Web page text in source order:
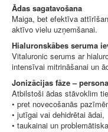
Ādas sagatavošana
Maiga, bet efektīva
aktīvo vielu uzņemšanai.
Hialuronskābes seruma
Vitaluronic serums ar
intensīvai mitrināšanai un
Jonizācijas fāze –
Atbilstoši ādas stāvoklim
• pret novecošanās
• jutīgai vai dehidrētai ādai,
• taukainai un